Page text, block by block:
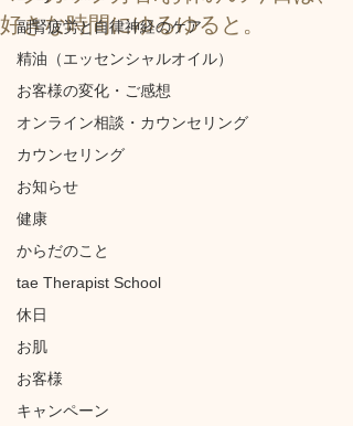
副腎疲労と自律神経のケア
精油（エッセンシャルオイル）
お客様の変化・ご感想
オンライン相談・カウンセリング
カウンセリング
お知らせ
健康
からだのこと
tae Therapist School
休日
お肌
お客様
キャンペーン
好きな時間にゆるゆると。